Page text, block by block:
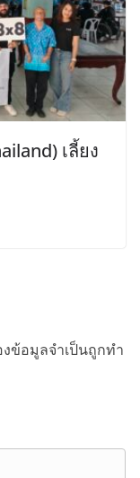
เลี้ยง
ข้อมูลจำเป็นถูกทำ